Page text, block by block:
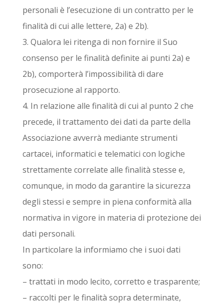
personali è l’esecuzione di un contratto per le
finalità di cui alle lettere, 2a) e 2b).
3. Qualora lei ritenga di non fornire il Suo
consenso per le finalità definite ai punti 2a) e
2b), comporterà l’impossibilità di dare
prosecuzione al rapporto.
4. In relazione alle finalità di cui al punto 2 che
precede, il trattamento dei dati da parte della
Associazione avverrà mediante strumenti
cartacei, informatici e telematici con logiche
strettamente correlate alle finalità stesse e,
comunque, in modo da garantire la sicurezza
degli stessi e sempre in piena conformità alla
normativa in vigore in materia di protezione dei
dati personali.
In particolare la informiamo che i suoi dati
sono:
– trattati in modo lecito, corretto e trasparente;
– raccolti per le finalità sopra determinate,